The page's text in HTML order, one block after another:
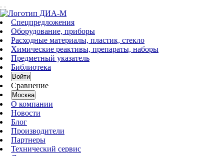
Спецпредложения
Оборудование, приборы
Расходные материалы, пластик, стекло
Химические реактивы, препараты, наборы
Предметный указатель
Библиотека
Войти
Сравнение
Москва
О компании
Новости
Блог
Производители
Партнеры
Технический сервис